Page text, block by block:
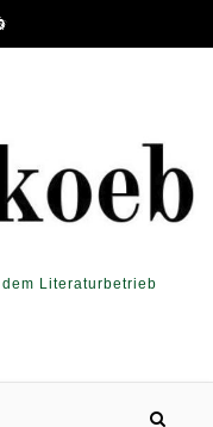
Literaturbetrieb